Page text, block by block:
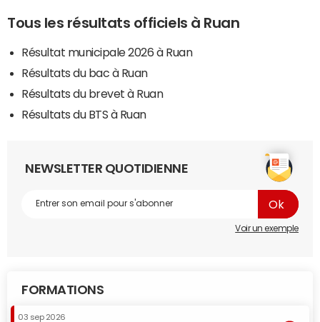
Tous les résultats officiels à Ruan
Résultat municipale 2026 à Ruan
Résultats du bac à Ruan
Résultats du brevet à Ruan
Résultats du BTS à Ruan
NEWSLETTER QUOTIDIENNE
Voir un exemple
FORMATIONS
03 sep 2026